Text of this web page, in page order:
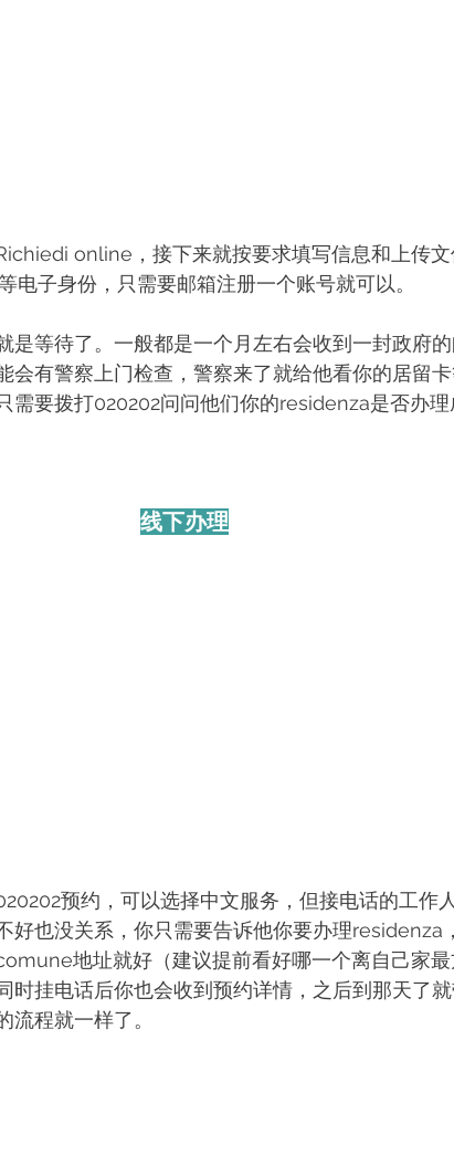
online，接下来就按要求填写信息和上传
电子身份，只需要邮箱注册一个账号就可以。
是等待了。一般都是一个月左右会收到一封政府
会有警察上门检查，警察来了就给他看你的居留
需要拨打020202问问他们你的residenza是否办
线下办理
预约，可以选择中文服务，但接电话的工作
好也没关系，你只需要告诉他你要办理residenza
地址就好（建议提前看好哪一个离自己家
时挂电话后你也会收到预约详情，之后到那天了
流程就一样了。